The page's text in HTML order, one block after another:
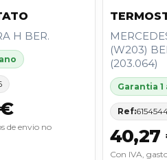
H BER.
de envio no
(W203)
(203.064)
Garantia 1
Ref:
40,27
Con IVA,